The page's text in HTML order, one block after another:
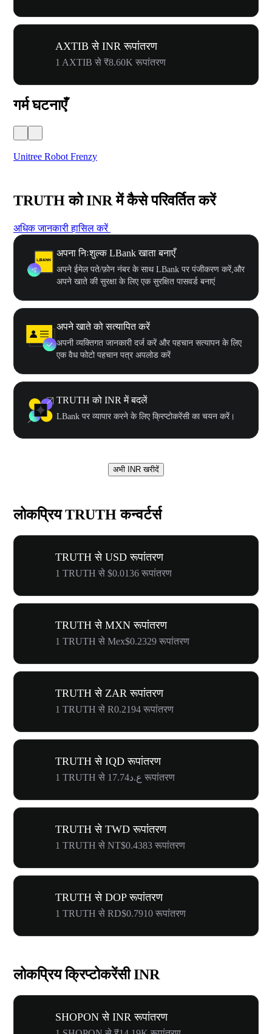
AXTIB से INR रूपांतरण
1 AXTIB से ₹8.60K रूपांतरण
गर्म घटनाएँ
Unitree Robot Frenzy
TRUTH को INR में कैसे परिवर्तित करें
अधिक जानकारी हासिल करें
अपना निःशुल्क LBank खाता बनाएँ
अपने ईमेल पते/फ़ोन नंबर के साथ LBank पर पंजीकरण करें,और
अपने खाते की सुरक्षा के लिए एक सुरक्षित पासवर्ड बनाएं
अपने खाते को सत्यापित करें
अपनी व्यक्तिगत जानकारी दर्ज करें और पहचान सत्यापन के लिए
एक वैध फोटो पहचान पत्र अपलोड करें
TRUTH को INR में बदलें
LBank पर व्यापार करने के लिए क्रिप्टोकरेंसी का चयन करें।
अभी INR खरीदें
लोकप्रिय TRUTH कन्वर्टर्स
TRUTH से USD रूपांतरण
1 TRUTH से $0.0136 रूपांतरण
TRUTH से MXN रूपांतरण
1 TRUTH से Mex$0.2329 रूपांतरण
TRUTH से ZAR रूपांतरण
1 TRUTH से R0.2194 रूपांतरण
TRUTH से IQD रूपांतरण
1 TRUTH से ع.د17.74 रूपांतरण
TRUTH से TWD रूपांतरण
1 TRUTH से NT$0.4383 रूपांतरण
TRUTH से DOP रूपांतरण
1 TRUTH से RD$0.7910 रूपांतरण
लोकप्रिय क्रिप्टोकरेंसी INR
SHOPON से INR रूपांतरण